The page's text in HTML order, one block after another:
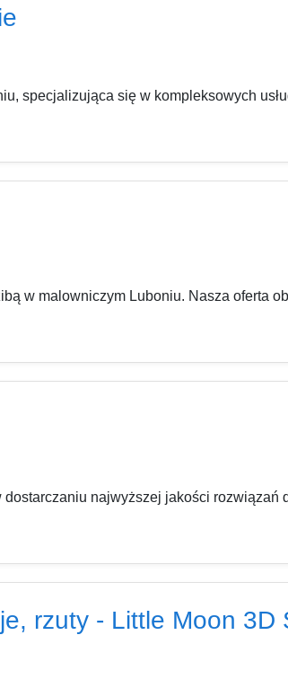
specjalizująca się w kompleksowych
w malowniczym Luboniu. Nasza oferta
najwyższej jakości rozwiązań
rzuty - Little Moon 3D